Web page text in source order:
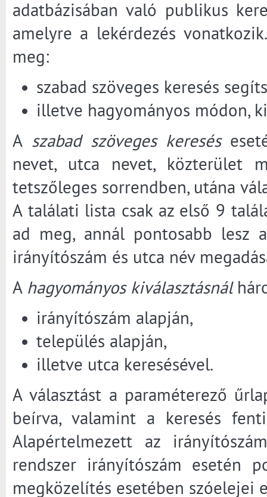
adatbázisában való publikus
amelyre a lekérdezés
meg:
szabad szöveges keresés
illetve hagyományos módon,
A szabad szöveges keresés
nevet, utca nevet, közterület
tetszőleges sorrendben, utána
A találati lista csak az első 9
ad meg, annál pontosabb lesz
irányítószám és utca név
A hagyományos kiválasztásnál
irányítószám alapján,
település alapján,
illetve utca keresésével.
A választást a paraméterező
beírva, valamint a keresés
Alapértelmezett az
rendszer irányítószám esetén
megközelítés esetében szóelejei